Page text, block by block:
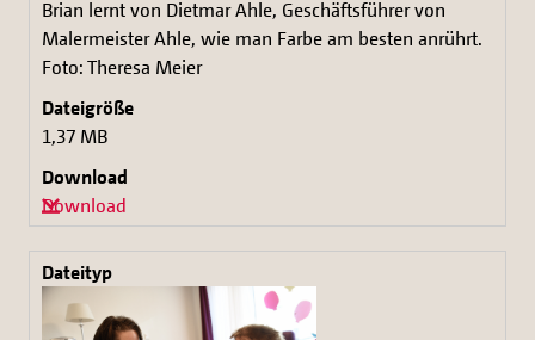
Brian lernt von Dietmar Ahle, Geschäftsführer von
Malermeister Ahle, wie man Farbe am besten anrührt.
Foto: Theresa Meier
1,37 MB
Download